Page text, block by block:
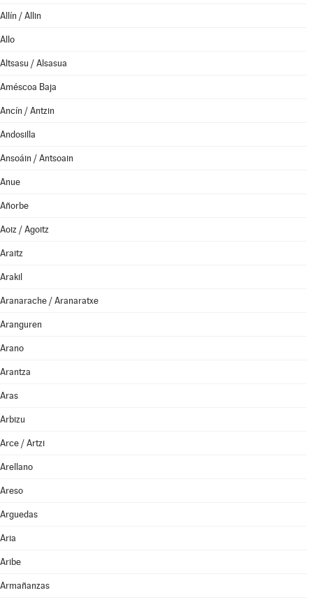
Allín / Allin
Allo
Altsasu / Alsasua
Améscoa Baja
Ancín / Antzin
Andosilla
Ansoáin / Antsoain
Anue
Añorbe
Aoiz / Agoitz
Araitz
Arakil
Aranarache / Aranaratxe
Aranguren
Arano
Arantza
Aras
Arbizu
Arce / Artzi
Arellano
Areso
Arguedas
Aria
Aribe
Armañanzas